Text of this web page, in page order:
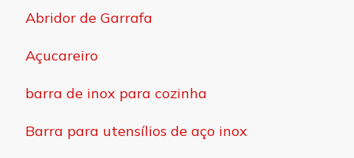
Abridor de Garrafa
Açucareiro
barra de inox para cozinha
Barra para utensílios de aço inox